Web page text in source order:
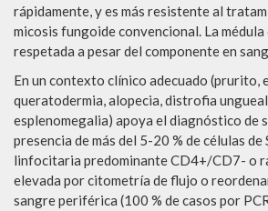
rápidamente, y es más resistente al
micosis fungoide convencional. La
respetada a pesar del componente en
En un contexto clínico adecuado (prurito,
queratodermia, alopecia, distrofia
esplenomegalia) apoya el diagnóstico de
presencia de más del 5-20 % de células de
linfocitaria predominante CD4+/CD7- o
elevada por citometría de flujo o
sangre periférica (100 % de casos por